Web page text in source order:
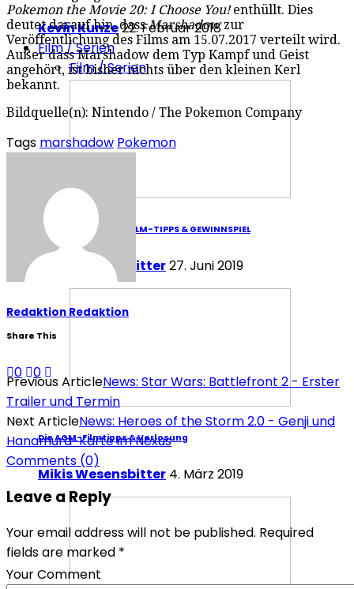
Kevin Kunze22. Februar 2018
Film / Serien
Film / Serien
DIE AGM-SOMMER-FILM-TIPPS & GEWINNSPIEL
Mikis Wesensbitter27. Juni 2019
Die AGM-Filmtipps & Verlosung
Mikis Wesensbitter 4. März 2019
Pokemon the Movie 20: I Choose You!enthüllt. Dies
deutet darauf hin, dassMarshadowzur
Veröffentlichung des Films am 15.07.2017 verteilt wird.
Außer dass Marshadow dem Typ Kampf und Geist
angehört, ist bisher nichts über den kleinen Kerl
bekannt.
Bildquelle(n): Nintendo / The Pokemon Company
Tags marshadow Pokemon
Redaktion Redaktion
Share This
0 0
Previous ArticleNews: Star Wars: Battlefront 2 - Erster
Trailer und Termin
Next ArticleNews: Heroes of the Storm 2.0 - Genji und
Hanamura-Karte im Nexus
Comments (0)
Leave a Reply
Your email address will not be published. Required
fields are marked *
Your Comment